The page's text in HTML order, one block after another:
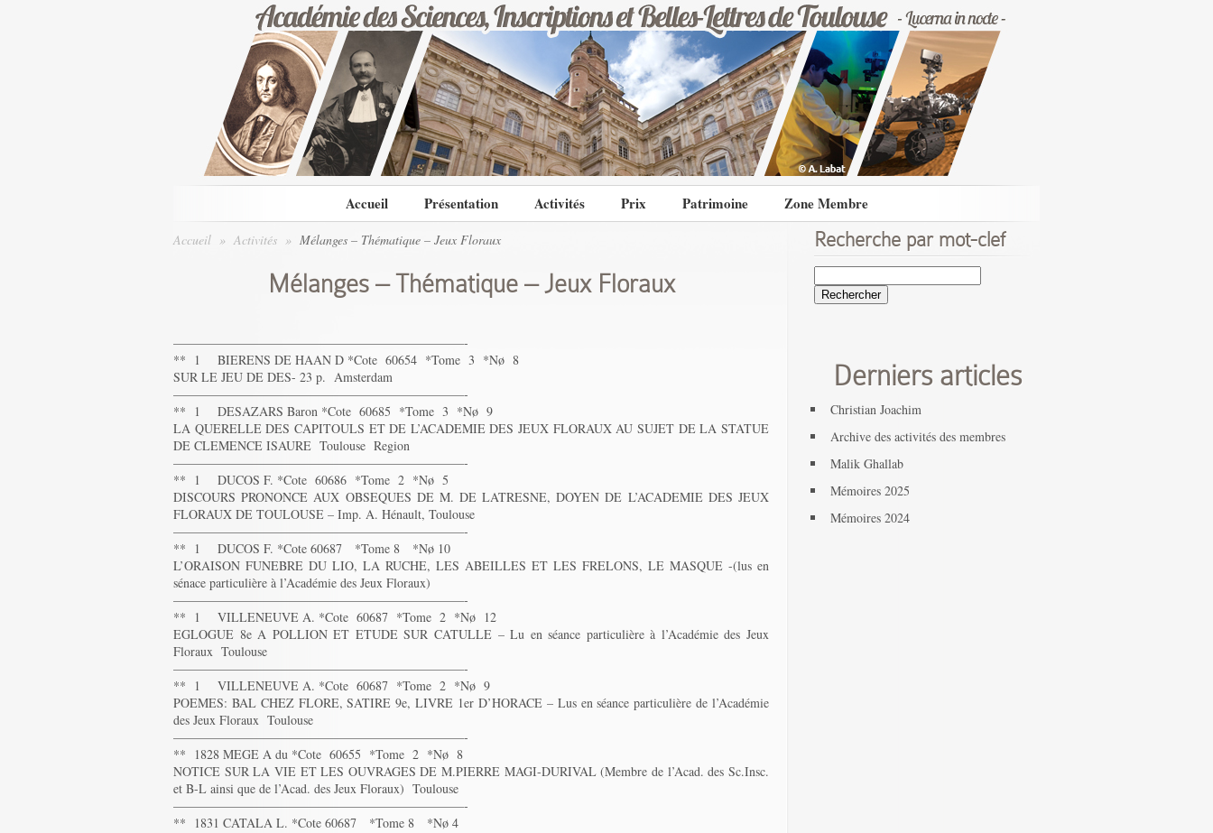
Accueil Présentation Activités Prix Patrimoine Zone Membre
Accueil » Activités » Mélanges – Thématique – Jeux Floraux
Mélanges – Thématique – Jeux Floraux
———————————————————————-
** 1 BIERENS DE HAAN D *Cote 60654 *Tome 3 *Nø 8
SUR LE JEU DE DES- 23 p. Amsterdam
———————————————————————-
** 1 DESAZARS Baron *Cote 60685 *Tome 3 *Nø 9
LA QUERELLE DES CAPITOULS ET DE L’ACADEMIE DES JEUX FLORAUX AU SUJET DE LA STATUE
DE CLEMENCE ISAURE Toulouse Region
———————————————————————-
** 1 DUCOS F. *Cote 60686 *Tome 2 *Nø 5
DISCOURS PRONONCE AUX OBSEQUES DE M. DE LATRESNE, DOYEN DE L’ACADEMIE DES JEUX
FLORAUX DE TOULOUSE – Imp. A. Hénault, Toulouse
———————————————————————-
** 1 DUCOS F. *Cote 60687 *Tome 8 *Nø 10
L’ORAISON FUNEBRE DU LIO, LA RUCHE, LES ABEILLES ET LES FRELONS, LE MASQUE -(lus en
sénace particulière à l’Académie des Jeux Floraux)
———————————————————————-
** 1 VILLENEUVE A. *Cote 60687 *Tome 2 *Nø 12
EGLOGUE 8e A POLLION ET ETUDE SUR CATULLE – Lu en séance particulière à l’Académie des Jeux
Floraux Toulouse
———————————————————————-
** 1 VILLENEUVE A. *Cote 60687 *Tome 2 *Nø 9
POEMES: BAL CHEZ FLORE, SATIRE 9e, LIVRE 1er D’HORACE – Lus en séance particulière de l’Académie
des Jeux Floraux Toulouse
———————————————————————-
** 1828 MEGE A du *Cote 60655 *Tome 2 *Nø 8
NOTICE SUR LA VIE ET LES OUVRAGES DE M.PIERRE MAGI-DURIVAL (Membre de l’Acad. des Sc.Insc.
et B-L ainsi que de l’Acad. des Jeux Floraux) Toulouse
———————————————————————-
** 1831 CATALA L. *Cote 60687 *Tome 8 *Nø 4
Recherche par mot-clef
Derniers articles
Christian Joachim
Archive des activités des membres
Malik Ghallab
Mémoires 2025
Mémoires 2024